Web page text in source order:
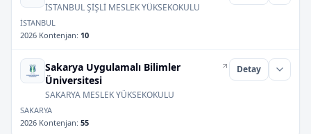
İSTANBUL ŞİŞLİ MESLEK YÜKSEKOKULU
İSTANBUL
2026 Kontenjan: 10
Sakarya Uygulamalı Bilimler
Üniversitesi
SAKARYA MESLEK YÜKSEKOKULU
Detay
SAKARYA
2026 Kontenjan: 55